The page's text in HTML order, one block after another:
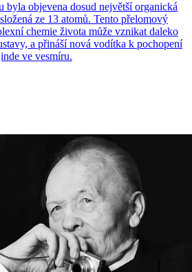
byla objevena dosud největší organická
ze 13 atomů. Tento přelomový
chemie života může vznikat daleko
a přináší nová vodítka k pochopení
ve vesmíru.